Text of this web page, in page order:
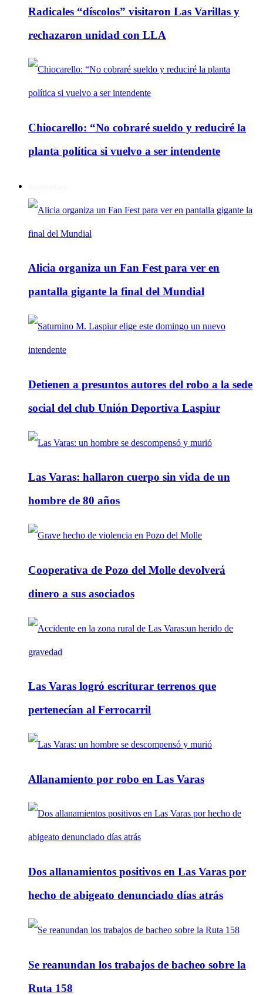
Radicales “díscolos” visitaron Las Varillas y
rechazaron unidad con LLA
Chiocarello: “No cobraré sueldo y reduciré la
planta política si vuelvo a ser intendente
Alicia organiza un Fan Fest para ver en
pantalla gigante la final del Mundial
Detienen a presuntos autores del robo a la sede
social del club Unión Deportiva Laspiur
Las Varas: hallaron cuerpo sin vida de un
hombre de 80 años
Cooperativa de Pozo del Molle devolverá
dinero a sus asociados
Las Varas logró escriturar terrenos que
pertenecían al Ferrocarril
Allanamiento por robo en Las Varas
Dos allanamientos positivos en Las Varas por
hecho de abigeato denunciado días atrás
Se reanundan los trabajos de bacheo sobre la
Ruta 158